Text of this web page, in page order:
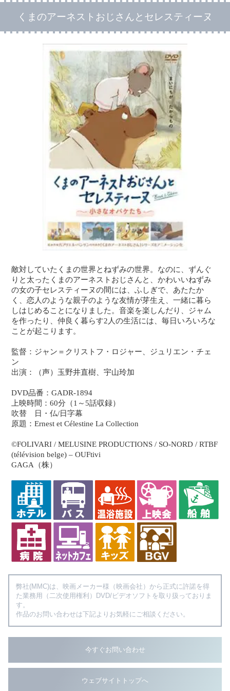
くまのアーネストおじさんとセレスティーヌ
敵対していたくまの世界とねずみの世界。なのに、ずんぐ
りと太ったくまのアーネストおじさんと、かわいいねずみ
の女の子セレスティーヌの間には、ふしぎで、あたたか
く、恋人のような親子のような友情が芽生え、一緒に暮ら
しはじめることになりました。音楽を楽しんだり、ジャム
を作ったり、仲良く暮らす2人の生活には、毎日いろいろな
ことが起こります。
監督：ジャン＝クリストフ・ロジャー、ジュリエン・チェ
ン
出演：（声）玉野井直樹、宇山玲加
DVD品番：GADR-1894
上映時間：60分（1～5話収録）
吹替 日・仏/日字幕
原題：Ernest et Célestine La Collection
©FOLIVARI / MELUSINE PRODUCTIONS / SO-NORD / RTBF
(télévision belge) – OUFtivi
GAGA（株）
弊社(MMC)は、映画メーカー様（映画会社）から正式に許諾を得
た業務用（二次使用権利）DVD/ビデオソフトを取り扱っておりま
す。
作品のお問い合わせは下記よりお気軽にご相談ください。
今すぐお問い合わせ
ウェブサイトトップへ